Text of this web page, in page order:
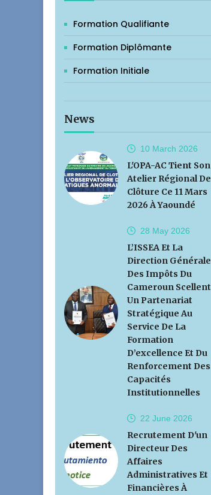
Formation Qualifiante
Formation Diplômante
Formation Initiale
News
10 March 2026
L'OPA-AC Tient Son
Atelier Régional De
Clôture Ce 11 Mars
2026 À Yaoundé
28 May 2026
L’ISSEA Et La
Direction Générale
Des Impôts Du
Cameroun Scellent
Un Partenariat
Stratégique Au
Service De La
Formation
D’excellence Et Du
Renforcement Des
Capacités
Institutionnelles
22 June 2026
Recrutement D'un
Directeur Des
Affaires
Administratives Et
Financières À